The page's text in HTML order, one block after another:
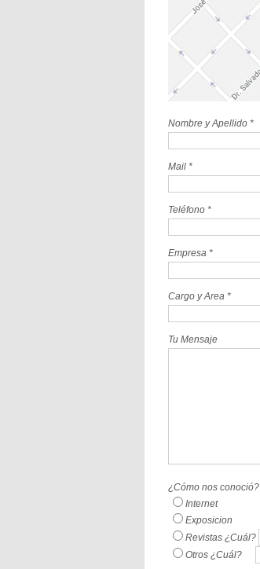
Nombre y Apellido *
Mail *
Teléfono *
Empresa *
Cargo y Area *
Tu Mensaje
¿Cómo nos conoció?
Internet
Exposicion
Revistas ¿Cuál?
Otros ¿Cuál?